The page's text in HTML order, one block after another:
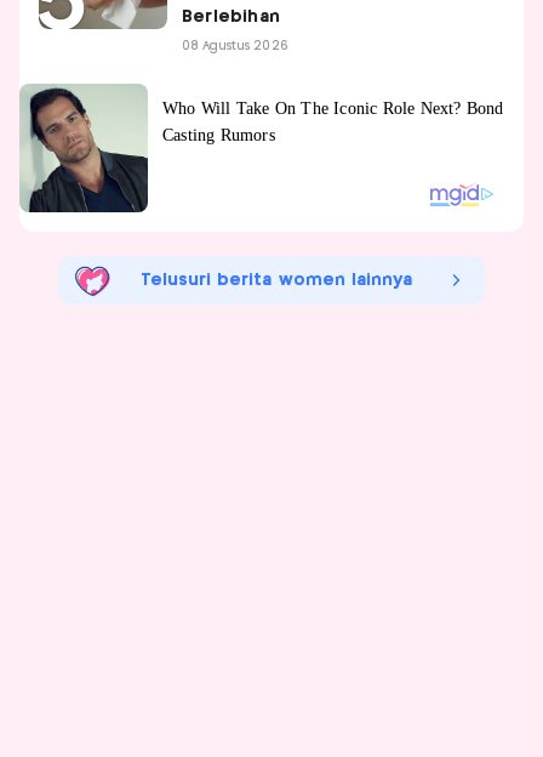
Berlebihan
08 Agustus 2026
Telusuri berita women lainnya